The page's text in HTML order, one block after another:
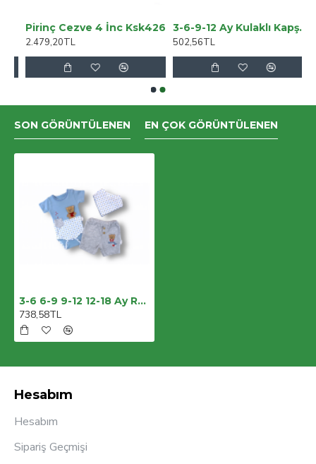
Pirinç Cezve 4 İnc Ksk426
2.479,20TL
3-6-9-12 Ay Kulaklı Kapşonlu Havuç Baskılı Uzun Kollu Kız Erkek Bebek Tulumu
502,56TL
SON GÖRÜNTÜLENEN EN ÇOK GÖRÜNTÜLENEN
3-6 6-9 9-12 12-18 Ay Romantik Ayıcık Nakışlı Bandajlı Kısa Kollu Zıbınlı 3lü Kız-erkek Bebek Takımı
738,58TL
Hesabım
Hesabım
Sipariş Geçmişi